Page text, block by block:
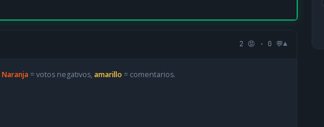
2 😡 · 0 💬▾
Naranja= votos negativos, amarillo = comentarios.